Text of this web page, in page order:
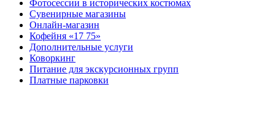
Фотосессии в исторических костюмах
Сувенирные магазины
Онлайн-магазин
Кофейня «17 75»
Дополнительные услуги
Коворкинг
Питание для экскурсионных групп
Платные парковки